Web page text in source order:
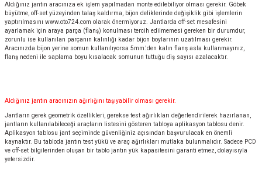
Aldığınız jantın aracınıza ek işlem yapılmadan monte edilebiliyor olması gerekir. Göbek
büyütme, off-set yüzeyinden talaş kaldırma, bijon deliklerinde değişiklik gibi işlemlerin
yaptırılmasını www.oto724.com olarak önermiyoruz. Jantlarda off-set mesafesini
ayarlamak için araya parça (flanş) konulması tercih edilmemesi gereken bir durumdur,
zorunlu ise kullanılan parçanın kalınlığı kadar bijon boylarının uzatılması gerekir.
Aracınızda bijon yerine somun kullanılıyorsa 5mm.'den kalın flanş asla kullanmayınız,
flanş nedeni ile saplama boyu kısalacak somunun tuttuğu diş sayısı azalacaktır.
Aldığınız jantın aracınızın ağırlığını taşıyabilir olması gerekir.
Jantların gerek geometrik özellikleri, gerekse test ağırlıkları değerlendirilerek hazırlanan,
jantların kullanılabileceği araçların listesini gösteren tabloya aplikasyon tablosu denir.
Aplikasyon tablosu jant seçiminde güvenliğiniz açısından başvurulacak en önemli
kaynaktır. Bu tabloda jantın test yükü ve araç ağırlıkları mutlaka bulunmalıdır. Sadece PCD
ve off-set bilgilerinden oluşan bir tablo jantın yük kapasitesini garanti etmez, dolayısıyla
yetersizdir.